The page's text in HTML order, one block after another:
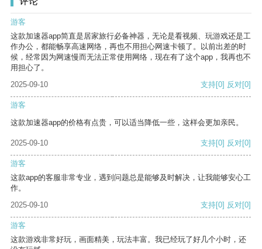
游客
这款加速器app简直是居家旅行必备神器，无论是看视频、玩游戏还是工
作办公，都能畅享高速网络，再也不用担心网速卡顿了。以前出差的时
候，经常因为网速慢而无法正常使用网络，现在有了这个app，我再也不
用担心了。
2025-09-10
支持[0] 反对[0]
游客
这款加速器app的价格有点贵，可以适当降低一些，这样会更加亲民。
2025-09-10 支持[0] 反对[0]
游客
这款app的客服非常专业，遇到问题总是能够及时解决，让我能够安心工
作。
2025-09-10
支持[0] 反对[0]
游客
这款游戏非常好玩，画面精美，玩法丰富。我已经玩了好几个小时，还